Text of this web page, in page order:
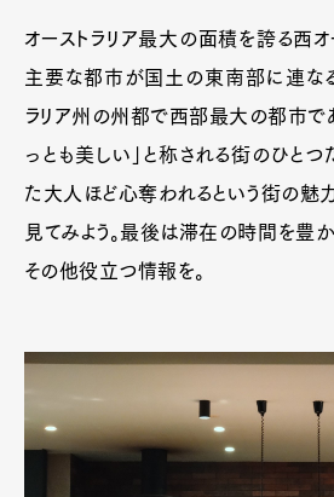
オーストラリア最大の面積を誇る西オ
主要な都市が国土の東南部に連な
ラリア州の州都で西部最大の都市で
っとも美しい」と称される街のひとつ
た大人ほど心奪われるという街の魅
見てみよう。最後は滞在の時間を豊か
その他役立つ情報を。